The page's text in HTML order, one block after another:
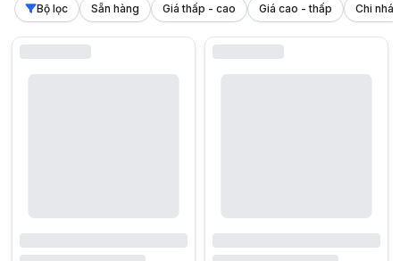
Bộ lọc
Sẵn hàng Giá thấp - cao Giá cao - thấp